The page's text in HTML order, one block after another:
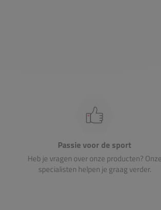
Passie voor de sport
Heb je vragen over onze producten? Onze
specialisten helpen je graag verder.